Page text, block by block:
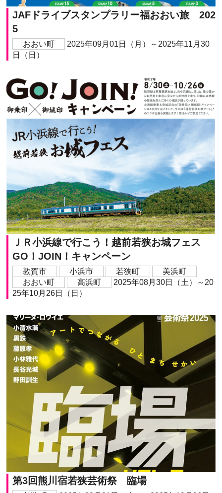
JAFドライブスタンプラリー福おおい旅 202
5
おおい町
2025年09月01日（月）～2025年11月30
日（日）
ＪＲ小浜線で行こう！越前若狭お城フェス
GO！JOIN！キャンペーン
敦賀市 小浜市 若狭町
美浜町
おおい町
高浜町
2025年08月30日（土）～20
25年10月26日（日）
第3回熊川宿若狭芸術祭 臨場